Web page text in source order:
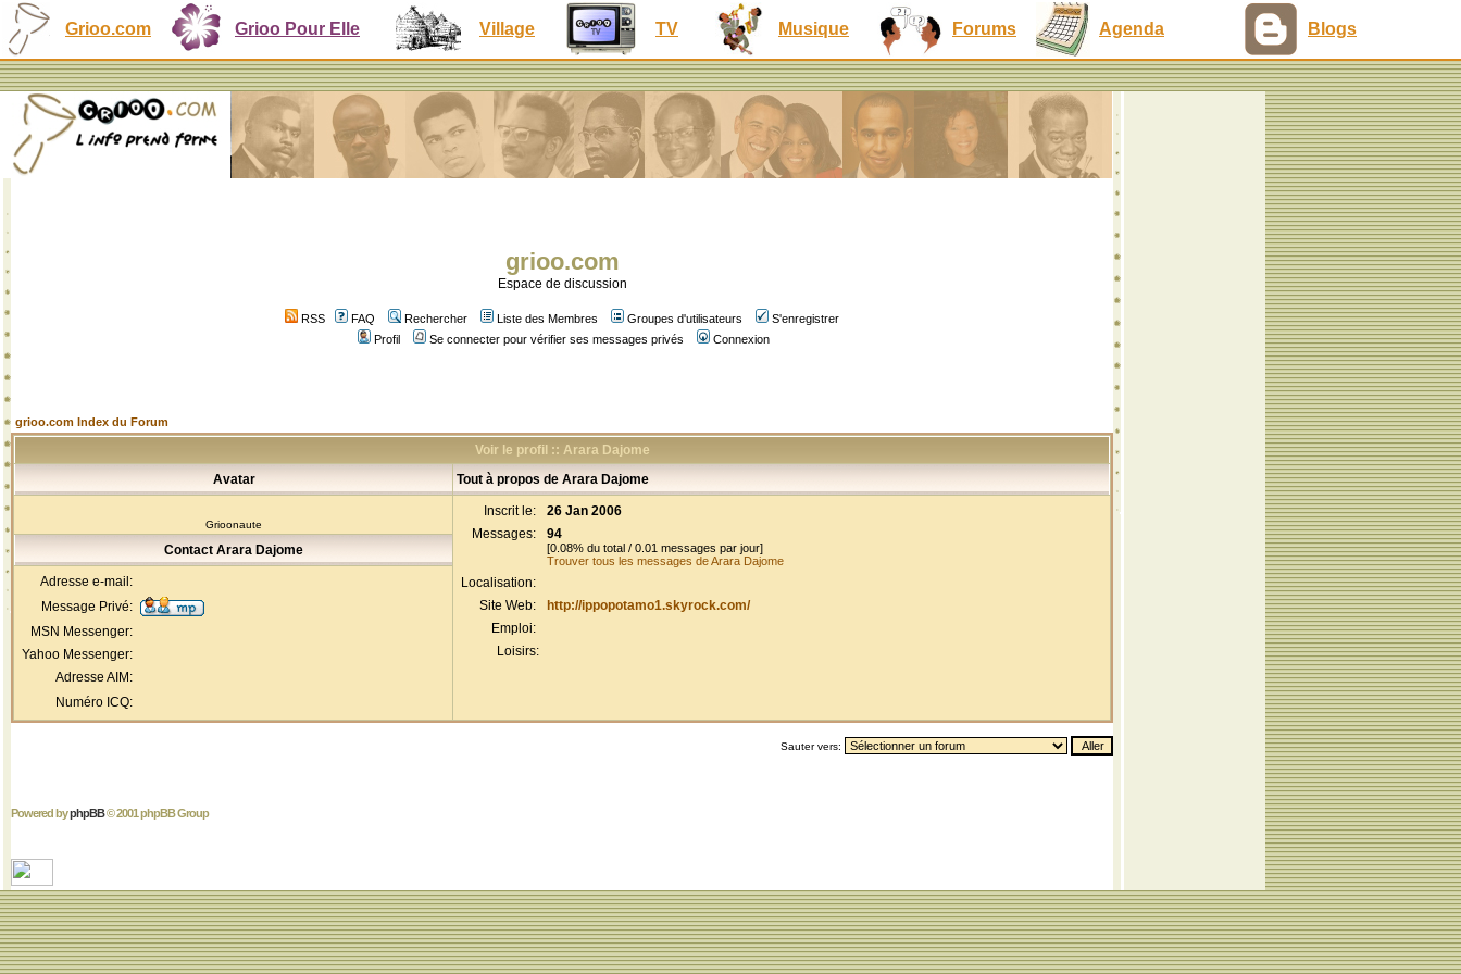
Grioo.com Grioo Pour Elle Village TV Musique Forums Agenda Blogs
grioo.com
Espace de discussion
RSS FAQ Rechercher Liste des Membres Groupes d'utilisateurs
S'enregistrer
Profil
Se connecter pour vérifier ses messages privés Connexion
grioo.com Index du Forum
Voir le profil :: Arara Dajome
Avatar
Tout à propos de Arara Dajome
Grioonaute
Inscrit le:
26 Jan 2006
Messages:
94
[0.08% du total / 0.01 messages par jour]
Trouver tous les messages de Arara Dajome
Localisation:
Site Web:
http://ippopotamo1.skyrock.com/
Emploi:
Loisirs:
Contact Arara Dajome
Adresse e-mail:
Message Privé:
MSN Messenger:
Yahoo Messenger:
Adresse AIM:
Numéro ICQ:
Sauter vers:
Powered byphpBB© 2001 phpBB Group